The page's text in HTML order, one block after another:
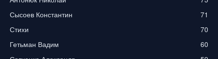
Сысоев Константин
71
Стихи
70
Гетьман Вадим
60